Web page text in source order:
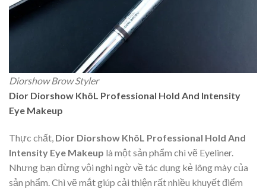
Diorshow Brow Styler
Dior Diorshow KhôL Professional Hold And Intensity
Eye Makeup
Thực chất, Dior Diorshow KhôL Professional Hold And
Intensity Eye Makeup là một sản phẩm chì vẽ Eyeliner.
Nhưng bạn đừng vội nghi ngờ về tác dụng kẻ lông mày của
sản phẩm. Chì vẽ mắt giúp cải thiện rất nhiều khuyết điểm